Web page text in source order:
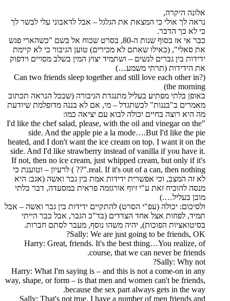
אלונה היקרה,
נראה לך אולי כי המצאת את הגלגל – אבל לדאבוני עלי לבשר לך
כי לא כך הדבר.
כבר אי אז בסוף שנות ה-80, בסרט שכוח אל בשם "כשהארי פגש
את סאלי", (כאילו שאתם לא מכירים) טוען הגיבור כי לא קיימת
ידידות בין גברים לנשים – ושתמיד יצוץ המין בשלב מסויים וידפוק
את הידידות (תרתי משמע…)
(?Can two friends sleep together and still love each other in
the morning)
באופן בלתי מפתיע בעליל מתנגדת הגיבורה (שככל הנראה תכתוב
מאמרים ב"בננות" לכשתגדל – מי, אם לא בננה מדופלמת שיודעת
מה היא רוצה בחיים יכולה לבוא עם יציאה כמו:
"I'd like the chef salad, please, with the oil and vinegar on the
side. And the apple pie a la mode….But I'd like the pie
heated, and I don't want the ice cream on top. I want it on the
side. And I'd like strawberry instead of vanilla if you have it.
If not, then no ice cream, just whipped cream, but only if it's
real. If it's out of a can, then nothing."?? ) לרעיון – וטוענת כי
לא זה המצב, וכי אפשרית ידידות אמת בין גבר ואשה (אגב: היא
מנסה להוכיח זאת ע"י זיוף אורגזמה פראית במסעדה, דבר בלתי
מובן בעליל….)
ולסיכום: יכולה (עפ"י הסרט) להתקיים ידידות בין גבר ואשה – אבל
תמיד, לפחות אצל אחד הצדדים (בד"כ הגבר, אבל כבר הייתי
בסיטואציות הפוכות), יהיה משהו נוסף, מעבר לסתם חברות.
Sally: We are just going to be friends, OK?
Harry: Great, friends. It's the best thing…You realize, of
course, that we can never be friends.
Sally: Why not?
Harry: What I'm saying is – and this is not a come-on in any
way, shape, or form – is that men and women can't be friends,
because the sex part always gets in the way.
Sally: That's not true. I have a number of men friends and